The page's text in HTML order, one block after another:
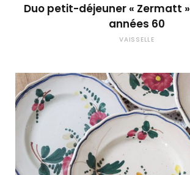
Duo petit-déjeuner « Zermatt
années 60
VAISSELLE